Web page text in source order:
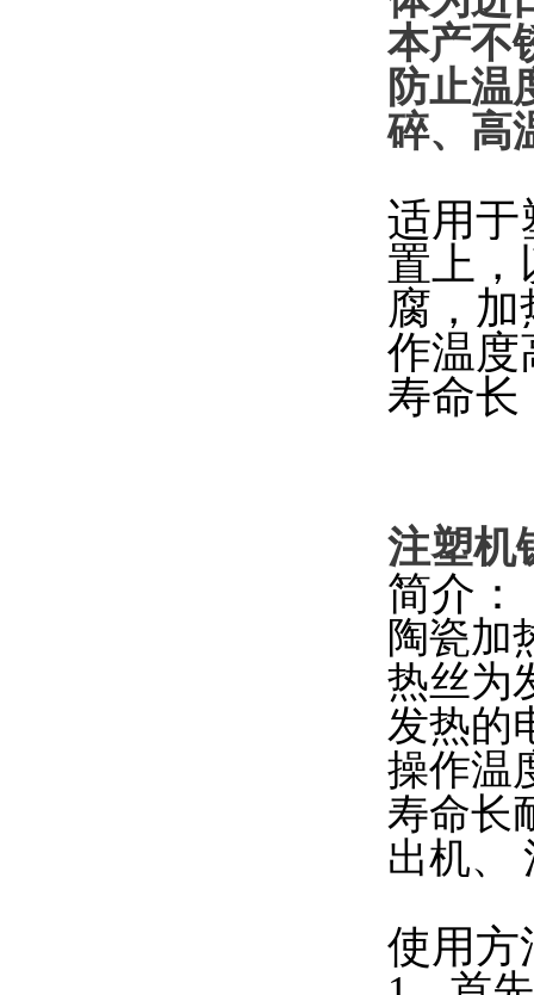
本产不
防止温
碎、高
适用于
置上，
腐，
作温度
寿命长
注塑机
简介：
陶瓷加
热丝为
发热的
操作温
寿命长
出机、
使用方